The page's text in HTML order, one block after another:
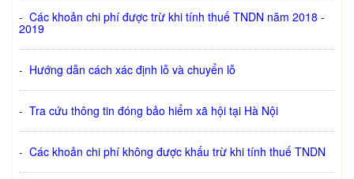
- Các khoản chi phí được trừ khi tính thuế TNDN năm 2018 -
2019
- Hướng dẫn cách xác định lỗ và chuyển lỗ
- Tra cứu thông tin đóng bảo hiểm xã hội tại Hà Nội
- Các khoản chi phí không được khấu trừ khi tính thuế TNDN